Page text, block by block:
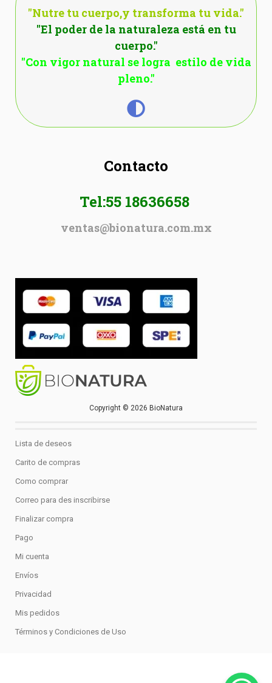
"Nutre tu cuerpo,y transforma tu vida."
"El poder de la naturaleza está en tu
cuerpo."
"Con vigor natural se logra estilo de vida
pleno."
Contacto
Tel:55 18636658
ventas@bionatura.com.mx
Copyright © 2026 BioNatura
Lista de deseos
Carito de compras
Como comprar
Correo para des inscribirse
Finalizar compra
Pago
Mi cuenta
Envíos
Privacidad
Mis pedidos
Términos y Condiciones de Uso